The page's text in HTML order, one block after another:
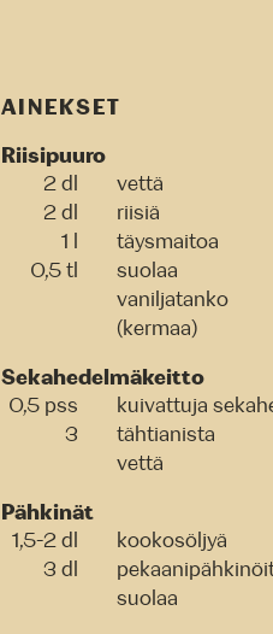
AINEKSET
Riisipuuro
2 dl
vettä
2 dl
riisiä
1 l
täysmaitoa
0,5 tl
suolaa
vaniljatanko
(kermaa)
Sekahedelmäkeitto
0,5 pss
kuivattuja
3
tähtianista
vettä
Pähkinät
1,5-2 dl
kookosöljyä
3 dl
suolaa